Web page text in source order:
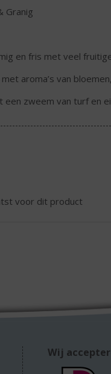
Granig
en fris met veel
aroma’s van
een zweem van turf en
voor dit product
Wij